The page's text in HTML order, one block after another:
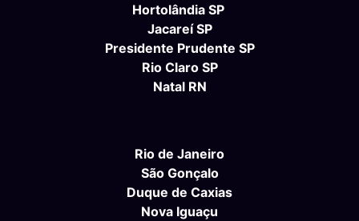
Hortolândia SP
Jacareí SP
Presidente Prudente SP
Rio Claro SP
Natal RN
Rio de Janeiro
São Gonçalo
Duque de Caxias
Nova Iguaçu